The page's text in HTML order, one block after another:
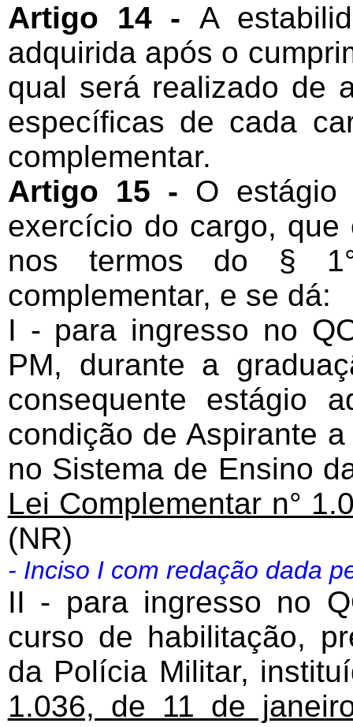
Artigo 14 -A
adquirida após o
qual será realizado de
específicas de cada
complementar.
Artigo 15 - O estágio
exercício do cargo,
nos termos do §
complementar, e se dá:
I - para ingresso no
PM, durante a
consequente estágio
condição de Aspirante
no Sistema de Ensino
Lei Complementar n°
(NR)
- Inciso I com redação dada
II - para ingresso no
curso de habilitação,
da Polícia Militar,
1.036, de 11 de